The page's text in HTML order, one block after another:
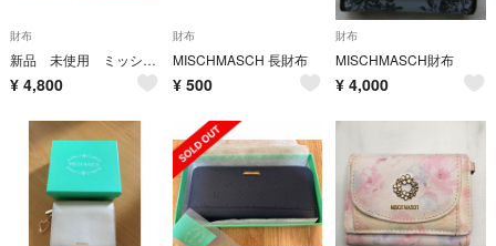
財布
新品 未使用 ミッシュマッシュ 長財布 ピンク タグ付 箱付 紙袋付
¥ 4,800
財布
MISCHMASCH 長財布
¥ 500
財布
MISCHMASCH財布
¥ 4,000